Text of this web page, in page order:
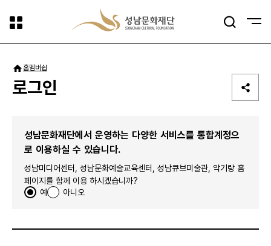
검색
홈멤버쉽
로그인
성남문화재단에서 운영하는 다양한 서비스를 통합계정으
로 이용하실 수 있습니다.
성남미디어센터, 성남문화예술교육센터, 성남큐브미술관, 악기랑 홈
페이지를 함께 이용 하시겠습니까?
예
아니오